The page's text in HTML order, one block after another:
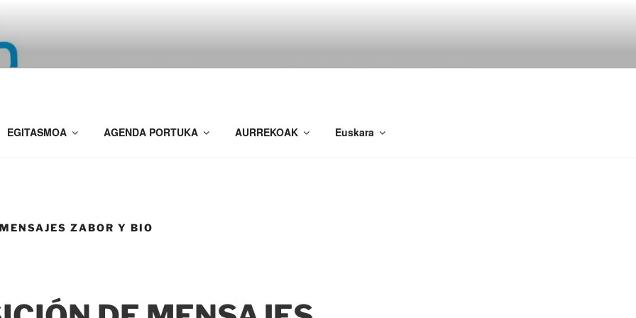
URETAN
EGITASMOA AGENDA PORTUKA AURREKOAK Euskara
ZABOR Y BIO